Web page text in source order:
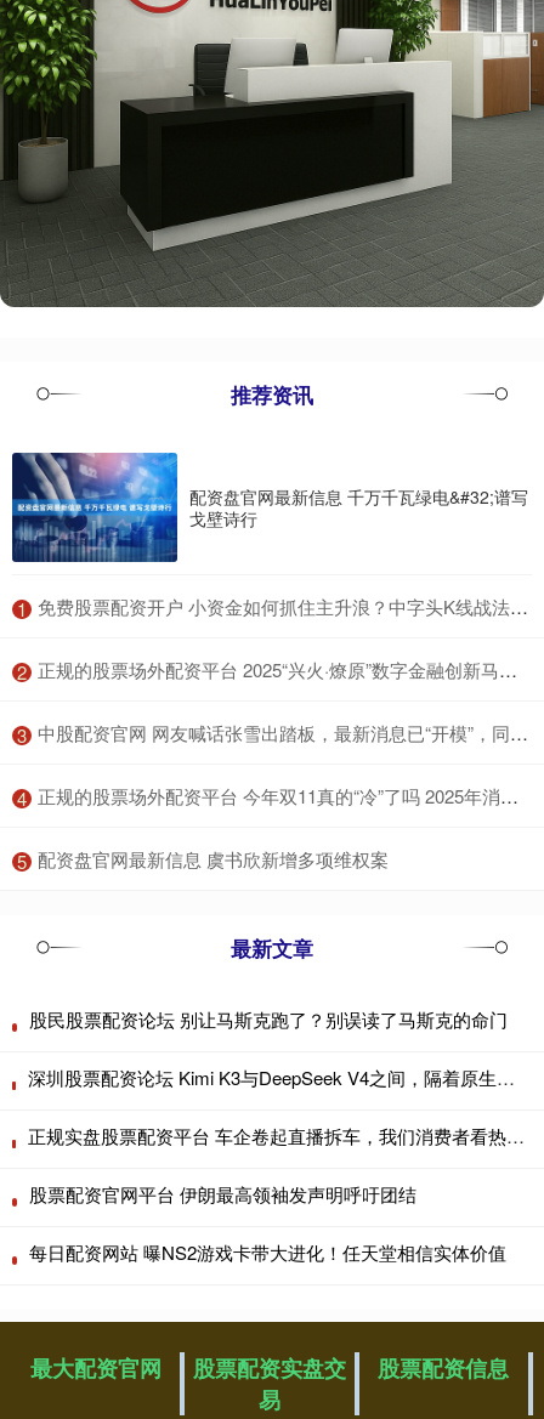
推荐资讯
配资盘官网最新信息 千万千瓦绿电&#32;谱写
戈壁诗行
1 ​免费股票配资开户 小资金如何抓住主升浪？中字头K线战法助你实现翻倍盈利梦
2 ​正规的股票场外配资平台 2025“兴火·燎原”数字金融创新马拉松公开赛南部赛区宣讲会将于广州启航
3 ​中股配资官网 网友喊话张雪出踏板，最新消息已“开模”，同样是功能车！
4 ​正规的股票场外配资平台 今年双11真的“冷”了吗 2025年消费收官：总销售额1.695万亿元
5 ​配资盘官网最新信息 虞书欣新增多项维权案
最新文章
股民股票配资论坛 别让马斯克跑了？别误读了马斯克的命门
深圳股票配资论坛 Kimi K3与DeepSeek V4之间，隔着原生多模态的时间差
正规实盘股票配资平台 车企卷起直播拆车，我们消费者看热闹也要看门道
股票配资官网平台 伊朗最高领袖发声明呼吁团结
每日配资网站 曝NS2游戏卡带大进化！任天堂相信实体价值
最大配资官网
股票配资实盘交
易
股票配资信息